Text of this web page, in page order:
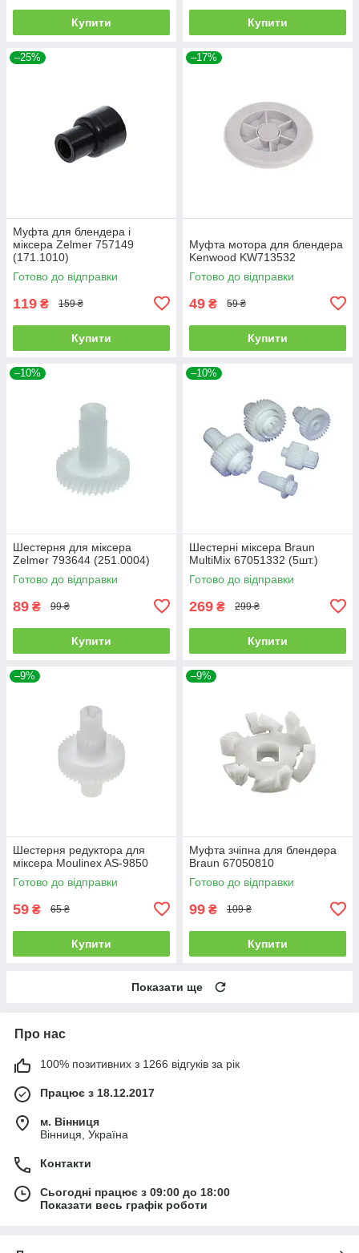
Купити Купити
–25%
Муфта для блендера і
міксера Zelmer 757149
(171.1010)
Готово до відправки
119 ₴ 159 ₴
Купити
–17%
Муфта мотора для блендера
Kenwood KW713532
Готово до відправки
49 ₴ 59 ₴
Купити
–10%
Шестерня для міксера
Zelmer 793644 (251.0004)
Готово до відправки
89 ₴ 99 ₴
Купити
–10%
Шестерні міксера Braun
MultiMix 67051332 (5шт.)
Готово до відправки
269 ₴ 299 ₴
Купити
–9%
Шестерня редуктора для
міксера Moulinex AS-9850
Готово до відправки
59 ₴ 65 ₴
Купити
–9%
Муфта зчіпна для блендера
Braun 67050810
Готово до відправки
99 ₴ 109 ₴
Купити
Показати ще
Про нас
100% позитивних з 1266 відгуків за рік
Працює з 18.12.2017
м. Вінниця
Вінниця, Україна
Контакти
Сьогодні працює з 09:00 до 18:00
Показати весь графік роботи